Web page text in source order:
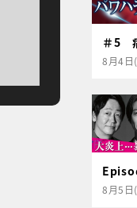
＃5
8月4日
8月5日